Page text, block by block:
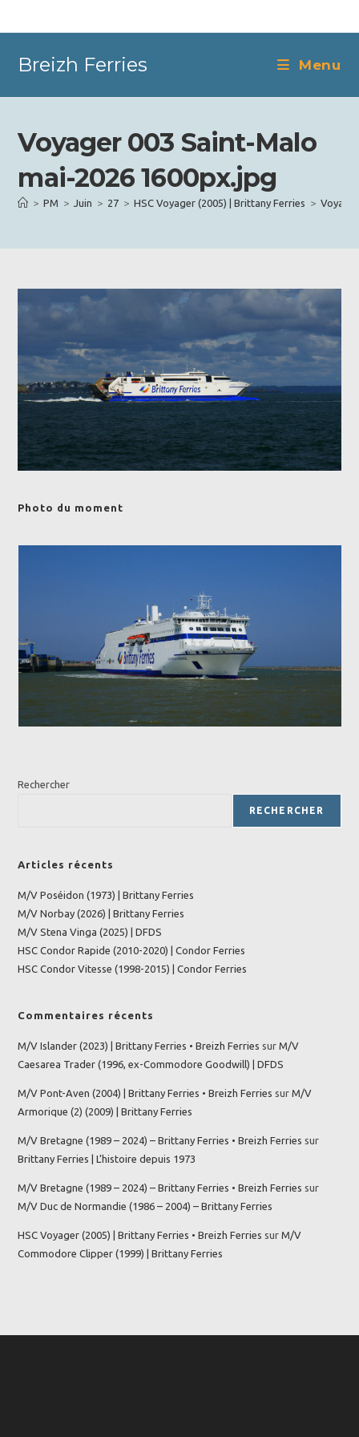
Breizh Ferries Menu
Voyager 003 Saint-Malo
mai-2026 1600px.jpg
> PM > Juin > 27 > HSC Voyager (2005) | Brittany Ferries >
Photo du moment
Rechercher
RECHERCHER
Articles récents
M/V Poséidon (1973) | Brittany Ferries
M/V Norbay (2026) | Brittany Ferries
M/V Stena Vinga (2025) | DFDS
HSC Condor Rapide (2010-2020) | Condor Ferries
HSC Condor Vitesse (1998-2015) | Condor Ferries
Commentaires récents
M/V Islander (2023) | Brittany Ferries • Breizh Ferries surM/V
Caesarea Trader (1996, ex-Commodore Goodwill) | DFDS
M/V Pont-Aven (2004) | Brittany Ferries • Breizh Ferries surM/V
Armorique (2) (2009) | Brittany Ferries
M/V Bretagne (1989 – 2024) – Brittany Ferries • Breizh Ferries sur
Brittany Ferries | L’histoire depuis 1973
M/V Bretagne (1989 – 2024) – Brittany Ferries • Breizh Ferries sur
M/V Duc de Normandie (1986 – 2004) – Brittany Ferries
HSC Voyager (2005) | Brittany Ferries • Breizh Ferries surM/V
Commodore Clipper (1999) | Brittany Ferries